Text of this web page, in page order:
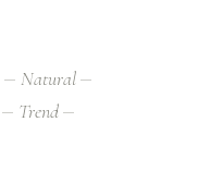
Natural
Trend